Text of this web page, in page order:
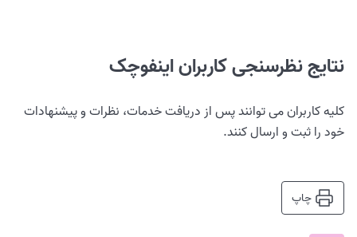
نتایج نظرسنجی کاربران اینفوچک
خود را ثبت و ارسال کنند.
چاپ